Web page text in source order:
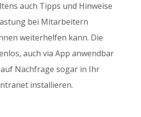
auch Tipps und Hinweise
bei Mitarbeitern
weiterhelfen kann. Die
auch via App anwendbar
Nachfrage sogar in Ihr
installieren.